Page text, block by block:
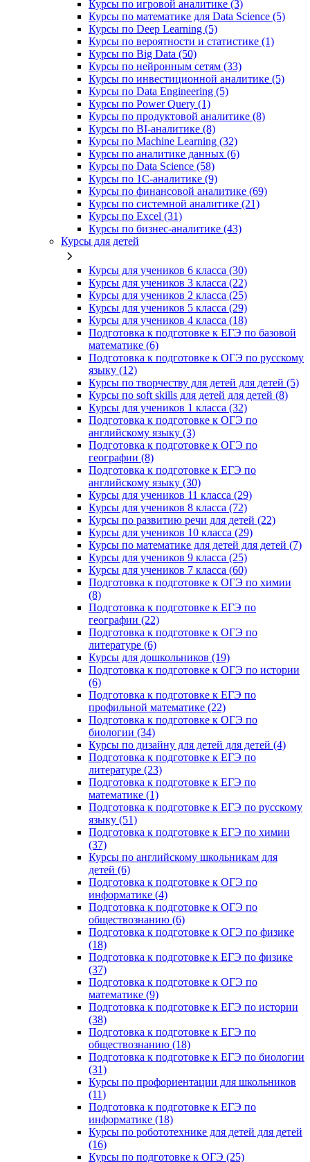
Курсы по игровой аналитике (3)
Курсы по математике для Data Science (5)
Курсы по Deep Learning (5)
Курсы по вероятности и статистике (1)
Курсы по Big Data (50)
Курсы по нейронным сетям (33)
Курсы по инвестиционной аналитике (5)
Курсы по Data Engineering (5)
Курсы по Power Query (1)
Курсы по продуктовой аналитике (8)
Курсы по BI‑аналитике (8)
Курсы по Machine Learning (32)
Курсы по аналитике данных (6)
Курсы по Data Science (58)
Курсы по 1С‑аналитике (9)
Курсы по финансовой аналитике (69)
Курсы по системной аналитике (21)
Курсы по Excel (31)
Курсы по бизнес‑аналитике (43)
Курсы для детей
Курсы для учеников 6 класса (30)
Курсы для учеников 3 класса (22)
Курсы для учеников 2 класса (25)
Курсы для учеников 5 класса (29)
Курсы для учеников 4 класса (18)
Подготовка к подготовке к ЕГЭ по базовой
математике (6)
Подготовка к подготовке к ОГЭ по русскому
языку (12)
Курсы по творчеству для детей для детей (5)
Курсы по soft skills для детей для детей (8)
Курсы для учеников 1 класса (32)
Подготовка к подготовке к ОГЭ по
английскому языку (3)
Подготовка к подготовке к ОГЭ по
географии (8)
Подготовка к подготовке к ЕГЭ по
английскому языку (30)
Курсы для учеников 11 класса (29)
Курсы для учеников 8 класса (72)
Курсы по развитию речи для детей (22)
Курсы для учеников 10 класса (29)
Курсы по математике для детей для детей (7)
Курсы для учеников 9 класса (25)
Курсы для учеников 7 класса (60)
Подготовка к подготовке к ОГЭ по химии
(8)
Подготовка к подготовке к ЕГЭ по
географии (22)
Подготовка к подготовке к ОГЭ по
литературе (6)
Курсы для дошкольников (19)
Подготовка к подготовке к ОГЭ по истории
(6)
Подготовка к подготовке к ЕГЭ по
профильной математике (22)
Подготовка к подготовке к ОГЭ по
биологии (34)
Курсы по дизайну для детей для детей (4)
Подготовка к подготовке к ЕГЭ по
литературе (23)
Подготовка к подготовке к ЕГЭ по
математике (1)
Подготовка к подготовке к ЕГЭ по русскому
языку (51)
Подготовка к подготовке к ЕГЭ по химии
(37)
Курсы по английскому школьникам для
детей (6)
Подготовка к подготовке к ОГЭ по
информатике (4)
Подготовка к подготовке к ОГЭ по
обществознанию (6)
Подготовка к подготовке к ОГЭ по физике
(18)
Подготовка к подготовке к ЕГЭ по физике
(37)
Подготовка к подготовке к ОГЭ по
математике (9)
Подготовка к подготовке к ЕГЭ по истории
(38)
Подготовка к подготовке к ЕГЭ по
обществознанию (18)
Подготовка к подготовке к ЕГЭ по биологии
(31)
Курсы по профориентации для школьников
(11)
Подготовка к подготовке к ЕГЭ по
информатике (18)
Курсы по робототехнике для детей для детей
(16)
Курсы по подготовке к ОГЭ (25)